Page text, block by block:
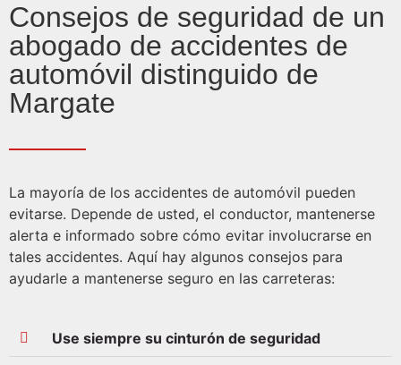
Consejos de seguridad de un
abogado de accidentes de
automóvil distinguido de
Margate
La mayoría de los accidentes de automóvil pueden
evitarse. Depende de usted, el conductor, mantenerse
alerta e informado sobre cómo evitar involucrarse en
tales accidentes. Aquí hay algunos consejos para
ayudarle a mantenerse seguro en las carreteras:
Use siempre su cinturón de seguridad